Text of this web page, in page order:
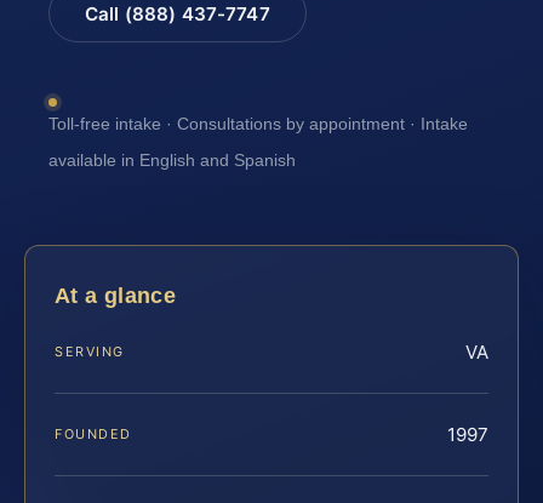
Call (888) 437-7747
Toll-free intake · Consultations by appointment · Intake
available in English and Spanish
At a glance
SERVING VA
FOUNDED 1997